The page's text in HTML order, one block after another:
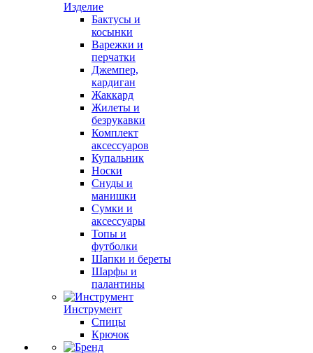
Изделие
Бактусы и
косынки
Варежки и
перчатки
Джемпер,
кардиган
Жаккард
Жилеты и
безрукавки
Комплект
аксессуаров
Купальник
Носки
Снуды и
манишки
Сумки и
аксессуары
Топы и
футболки
Шапки и береты
Шарфы и
палантины
Инструмент
Спицы
Крючок